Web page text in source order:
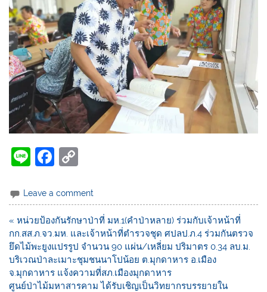
Li
e
F
c
e
b
o
o
p
y
Li
n
k
Leave a comment
« หน่วยป้องกันรักษาป่าที่ มห.1(คำป่าหลาย) ร่วมกับเจ้าหน้าที่
กก.สส.ภ.จว.มห. และเจ้าหน้าที่ตำรวจชุด ศปลป.ภ.4 ร่วมกันตรวจ
ยึดไม้พะยูงแปรรูป จำนวน 90 แผ่น/เหลี่ยม ปริมาตร 0.34 ลบ.ม.
บริเวณป่าละเมาะชุมชนนาโปน้อย ต.มุกดาหาร อ.เมือง
จ.มุกดาหาร แจ้งความที่สภ.เมืองมุกดาหาร
ศูนย์ป่าไม้มหาสารคาม ได้รับเชิญเป็นวิทยากรบรรยายใน